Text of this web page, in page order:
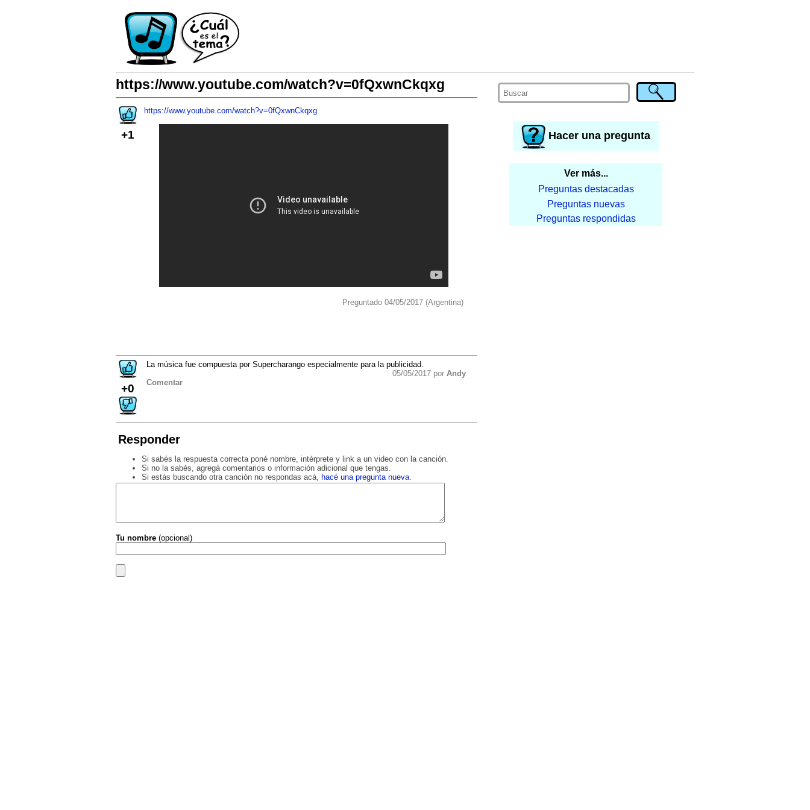
Hacer una pregunta
Ver más...
Preguntas destacadas
Preguntas nuevas
Preguntas respondidas
https://www.youtube.com/watch?v=0fQxwnCkqxg
+1
https://www.youtube.com/watch?v=0fQxwnCkqxg
Preguntado 04/05/2017 (Argentina)
+0
La música fue compuesta por Supercharango especialmente para la publicidad.
05/05/2017 por Andy
Comentar
Responder
Si sabés la respuesta correcta poné nombre, intérprete y link a un video con la canción.
Si no la sabés, agregá comentarios o información adicional que tengas.
Si estás buscando otra canción no respondas acá,
hacé una pregunta nueva.
Tu nombre (opcional)